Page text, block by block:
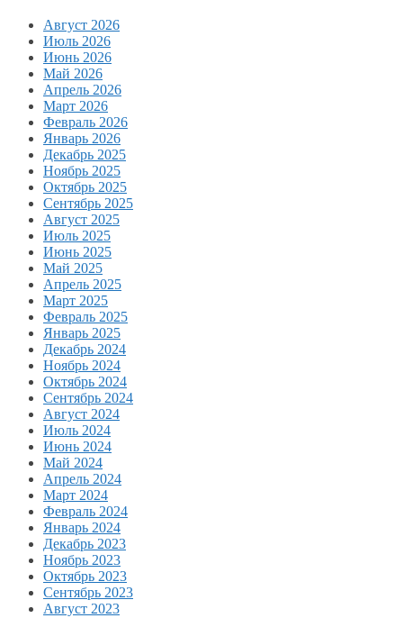
Август 2026
Июль 2026
Июнь 2026
Май 2026
Апрель 2026
Март 2026
Февраль 2026
Январь 2026
Декабрь 2025
Ноябрь 2025
Октябрь 2025
Сентябрь 2025
Август 2025
Июль 2025
Июнь 2025
Май 2025
Апрель 2025
Март 2025
Февраль 2025
Январь 2025
Декабрь 2024
Ноябрь 2024
Октябрь 2024
Сентябрь 2024
Август 2024
Июль 2024
Июнь 2024
Май 2024
Апрель 2024
Март 2024
Февраль 2024
Январь 2024
Декабрь 2023
Ноябрь 2023
Октябрь 2023
Сентябрь 2023
Август 2023